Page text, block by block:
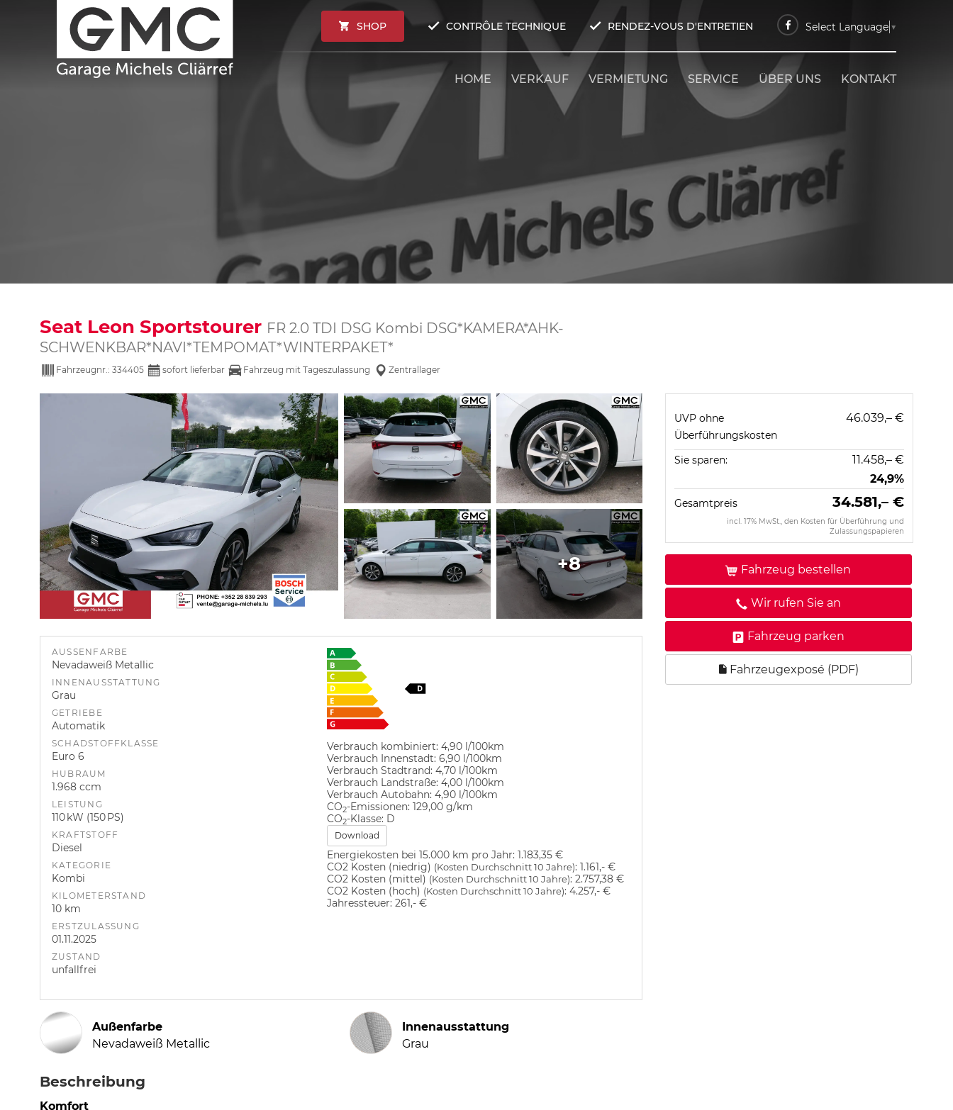
SHOP CONTRÔLE TECHNIQUE RENDEZ-VOUS D'ENTRETIEN Select Language ▼
HOME VERKAUF VERMIETUNG SERVICE ÜBER UNS KONTAKT
Seat Leon Sportstourer FR 2.0 TDI DSG Kombi DSG*KAMERA*AHK-
SCHWENKBAR*NAVI*TEMPOMAT*WINTERPAKET*
Fahrzeugnr.: 334405 sofort lieferbar Fahrzeug mit Tageszulassung Zentrallager
UVP ohne
Überführungskosten
46.039,– €
Sie sparen:
11.458,– €
24,9%
Gesamtpreis 34.581,– €
incl. 17% MwSt., den Kosten für Überführung und
Zulassungspapieren
Fahrzeug bestellen
Wir rufen Sie an
Fahrzeug parken
Fahrzeugexposé (PDF)
+8
AUSSENFARBE
Nevadaweiß Metallic
INNENAUSSTATTUNG
Grau
GETRIEBE
Automatik
SCHADSTOFFKLASSE
Euro 6
HUBRAUM
1.968 ccm
LEISTUNG
110 kW (150 PS)
KRAFTSTOFF
Diesel
KATEGORIE
Kombi
KILOMETERSTAND
10 km
ERSTZULASSUNG
01.11.2025
ZUSTAND
unfallfrei
Verbrauch kombiniert: 4,90 l/100km
Verbrauch Innenstadt: 6,90 l/100km
Verbrauch Stadtrand: 4,70 l/100km
Verbrauch Landstraße: 4,00 l/100km
Verbrauch Autobahn: 4,90 l/100km
CO2-Emissionen: 129,00 g/km
CO2-Klasse: D
Download
Energiekosten bei 15.000 km pro Jahr: 1.183,35 €
CO2 Kosten (niedrig) (Kosten Durchschnitt 10 Jahre): 1.161,- €
CO2 Kosten (mittel) (Kosten Durchschnitt 10 Jahre): 2.757,38 €
CO2 Kosten (hoch) (Kosten Durchschnitt 10 Jahre): 4.257,- €
Jahressteuer: 261,- €
Außenfarbe
Nevadaweiß Metallic
Innenausstattung
Innenausstattung
Grau
Beschreibung
Komfort